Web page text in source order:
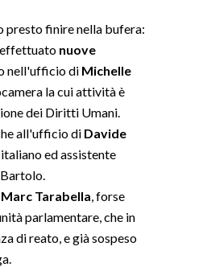
finire nella bufera:
nuove
nell'ufficio di Michelle
la cui attività è
dei Diritti Umani.
all'ufficio di Davide
italiano ed assistente
Tarabella , forse
parlamentare, che in
di reato, e già sospeso